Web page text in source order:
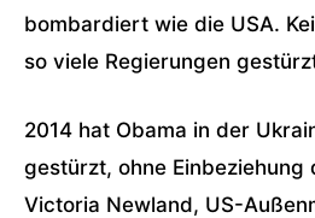
bombardiert wie die USA.
so viele Regierungen
2014 hat Obama in der
gestürzt, ohne Einbeziehung
Victoria Newland, US-